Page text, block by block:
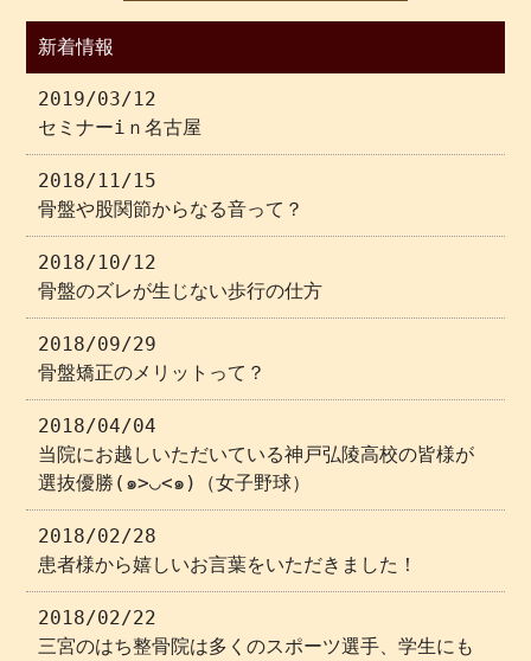
新着情報
2019/03/12
セミナーiｎ名古屋
2018/11/15
骨盤や股関節からなる音って？
2018/10/12
骨盤のズレが生じない歩行の仕方
2018/09/29
骨盤矯正のメリットって？
2018/04/04
当院にお越しいただいている神戸弘陵高校の皆様が
選抜優勝(๑>◡<๑)（女子野球）
2018/02/28
患者様から嬉しいお言葉をいただきました！
2018/02/22
三宮のはち整骨院は多くのスポーツ選手、学生にも